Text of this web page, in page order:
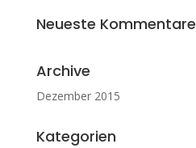
Neueste Kommentare
Archive
Dezember 2015
Kategorien